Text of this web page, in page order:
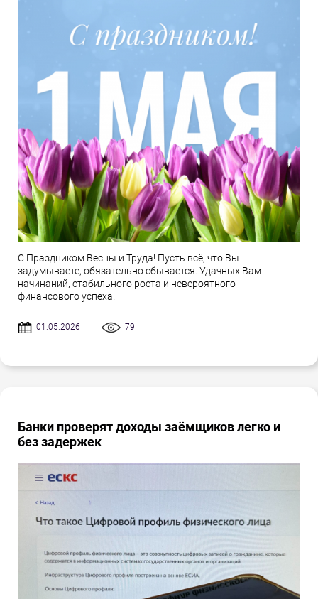
С Праздником Весны и Труда! Пусть всё, что Вы
задумываете, обязательно сбывается. Удачных Вам
начинаний, стабильного роста и невероятного
финансового успеха!
01.05.2026 79
Банки проверят доходы заёмщиков легко и
без задержек